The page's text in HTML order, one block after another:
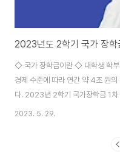
2023년도 2학기 국가 장학
◇ 국가 장학금이란 ◇ 대학생 학부
경제 수준에 따라 연간 약 4조 원의
다. 2023년 2학기 국가장학금 1차
니다. ◆ 신청기간 ◆ · 국가장학
2023. 5. 29.